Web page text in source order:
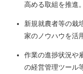
高める取組を推進。
新規就農者等の栽
家のノウハウを活
作業の進捗状況や
の経営管理ツール